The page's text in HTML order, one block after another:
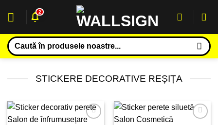
2
Caută
după:
STICKERE DECORATIVE REȘIȚA